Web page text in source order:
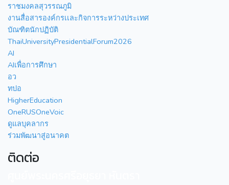
ราชมงคลสุวรรณภูมิ
งานสื่อสารองค์กรเเละกิจการระหว่างประเทศ
บัณฑิตนักปฏิบัติ
ThaiUniversityPresidentialForum2026
AI
AIเพื่อการศึกษา
อว
ทปอ
HigherEducation
OneRUSOneVoic
ดูแลบุคลากร
ร่วมพัฒนาสู่อนาคต
ติดต่อ